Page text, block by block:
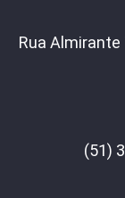
Rua
(51)